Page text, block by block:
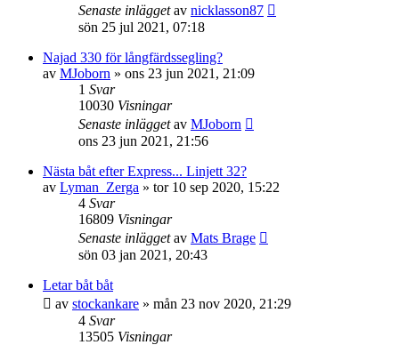
Senaste inläggetav nicklasson87
sön 25 jul 2021, 07:18
Najad 330 för långfärdssegling?
av MJoborn » ons 23 jun 2021, 21:09
1 Svar
10030 Visningar
Senaste inläggetav MJoborn
ons 23 jun 2021, 21:56
Nästa båt efter Express... Linjett 32?
av Lyman_Zerga » tor 10 sep 2020, 15:22
4 Svar
16809 Visningar
Senaste inläggetav Mats Brage
sön 03 jan 2021, 20:43
Letar båt båt
av stockankare » mån 23 nov 2020, 21:29
4 Svar
13505 Visningar